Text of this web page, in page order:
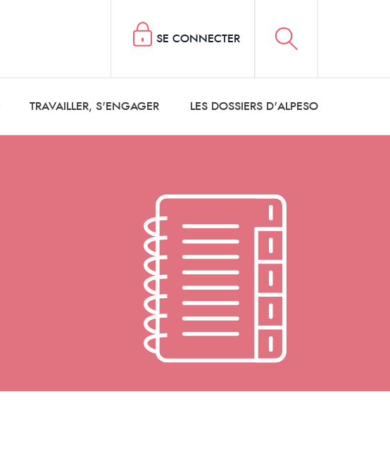
TRAVAILLER, S'ENGAGER LES DOSSIERS D'ALPESO
SE CONNECTER